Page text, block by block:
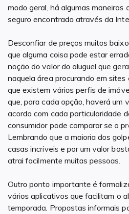
modo geral, há algumas maneiras
seguro encontrado através da
Desconfiar de preços muitos
que alguma coisa pode estar
noção do valor do aluguel que
naquela área procurando em
que existem vários perfis de
que, para cada opção, haverá um
acordo com cada particularidade
consumidor pode comparar se o
Lembrando que a maioria dos
casas incríveis e por um valor
atrai facilmente muitas pessoas.
Outro ponto importante é
vários aplicativos que facilitam o
temporada. Propostas informais